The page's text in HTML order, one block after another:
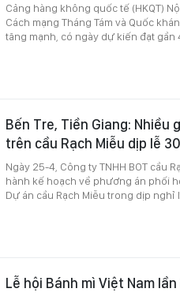
Cảng hàng không quốc tế (HKQT)
Cách mạng Tháng Tám và Quốc
tăng mạnh, có ngày dự kiến đạt
Bến Tre, Tiền Giang: Nhiều
trên cầu Rạch Miễu dịp lễ
Ngày 25-4, Công ty TNHH BOT cầu
hành kế hoạch về phương án phối
Dự án cầu Rạch Miễu trong dịp nghỉ
Lễ hội Bánh mì Việt Nam